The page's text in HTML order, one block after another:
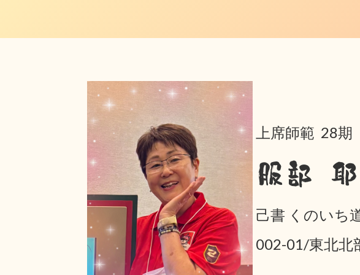
上席師範 28期
服部
己書 くのいち
002-01/東北北